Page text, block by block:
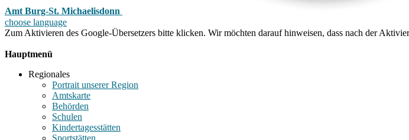
Amt Burg-St. Michaelisdonn
choose language
Zum Aktivieren des Google-Übersetzers bitte klicken. Wir möchten darauf hinweisen, dass nach der
Hauptmenü
Regionales
Portrait unserer Region
Amtskarte
Behörden
Schulen
Kindertagesstätten